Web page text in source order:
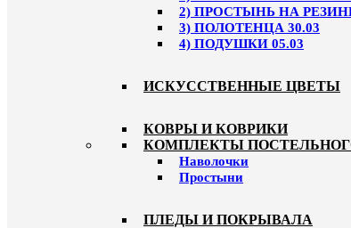
2) ПРОСТЫНЬ НА
3) ПОЛОТЕНЦА 30.03
4) ПОДУШКИ 05.03
ИСКУССТВЕННЫЕ ЦВЕТЫ
КОВРЫ И КОВРИКИ
КОМПЛЕКТЫ
Наволочки
Простыни
ПЛЕДЫ И ПОКРЫВАЛА